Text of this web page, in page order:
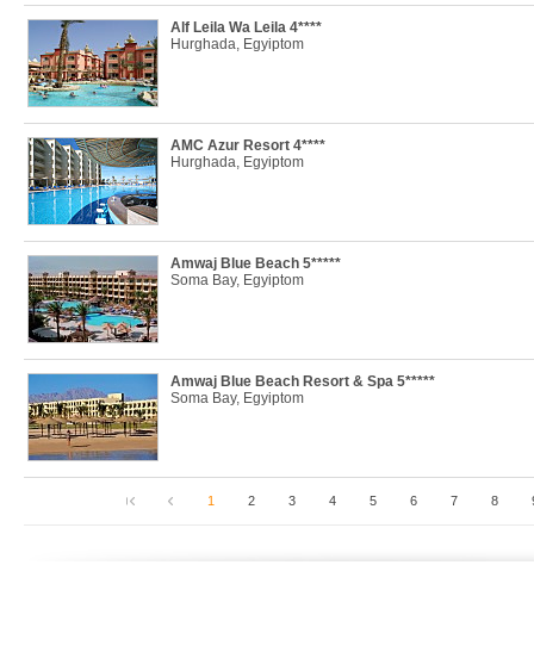
Alf Leila Wa Leila 4****
Hurghada, Egyiptom
AMC Azur Resort 4****
Hurghada, Egyiptom
Amwaj Blue Beach 5*****
Soma Bay, Egyiptom
Amwaj Blue Beach Resort & Spa 5*****
Soma Bay, Egyiptom
1 2 3 4 5 6 7 8